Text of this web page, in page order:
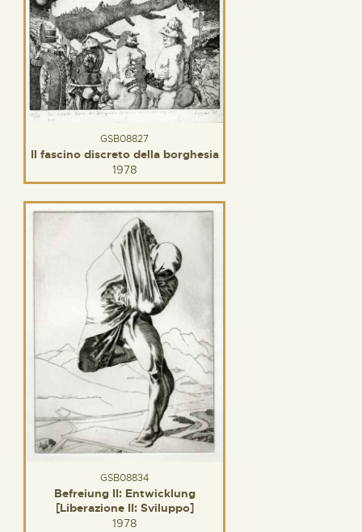
GSB08827
Il fascino discreto della borghesia
1978
GSB08834
Befreiung II: Entwicklung
[Liberazione II: Sviluppo]
1978